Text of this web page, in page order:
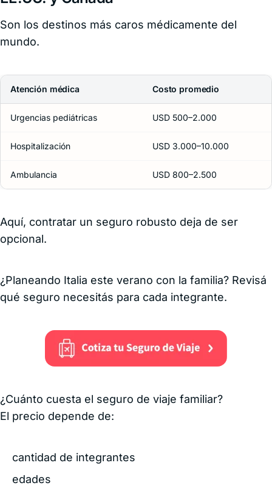
Son los destinos más caros médicamente del
mundo.
Atención médica Costo promedio
Urgencias pediátricas USD 500–2.000
Hospitalización USD 3.000–10.000
Ambulancia USD 800–2.500
Aquí, contratar un seguro robusto deja de ser
opcional.
¿Planeando Italia este verano con la familia? Revisá
qué seguro necesitás para cada integrante.
¿Cuánto cuesta el seguro de viaje familiar?
El precio depende de:
cantidad de integrantes
edades